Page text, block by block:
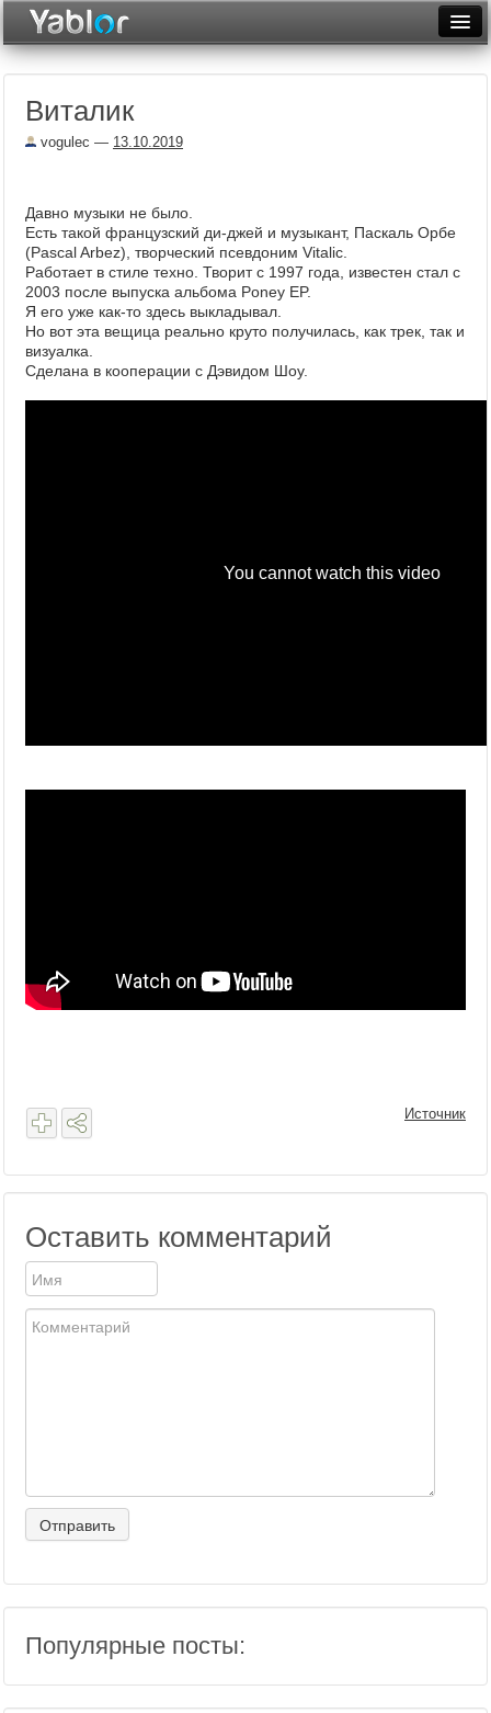
Архив
Фототоп
Видеотоп
Виталик
vogulec — 13.10.2019
Давно музыки не было.
Есть такой французский ди-джей и музыкант, Паскаль Орбе
(Pascal Arbez), творческий псевдоним Vitalic.
Работает в стиле техно. Творит с 1997 года, известен стал с
2003 после выпуска альбома Poney EP.
Я его уже как-то здесь выкладывал.
Но вот эта вещица реально круто получилась, как трек, так и
визуалка.
Сделана в кооперации с Дэвидом Шоу.
Источник
Оставить комментарий
Популярные посты: